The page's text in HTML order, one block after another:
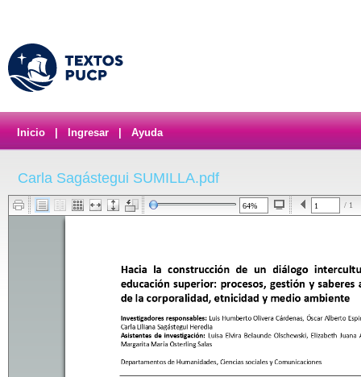
Inicio Ingresar Ayuda
Carla Sagástegui SUMILLA.pdf
/ 1